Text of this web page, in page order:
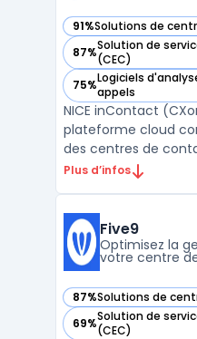
91%Solutions de
— voir NICE
87%Solution de
(CEC)
— voir NICE
75%Logiciels
appels
— voir NICE
NICE inContact
plateforme cloud
des centres de
organisations de
métier. Les équipes
d’appels imp ...
Plus d’infos
Five9
Optimisez la
votre centre
87%Solutions de
— voir Five9 dans
69%Solution de
(CEC)
— voir Five9 dans